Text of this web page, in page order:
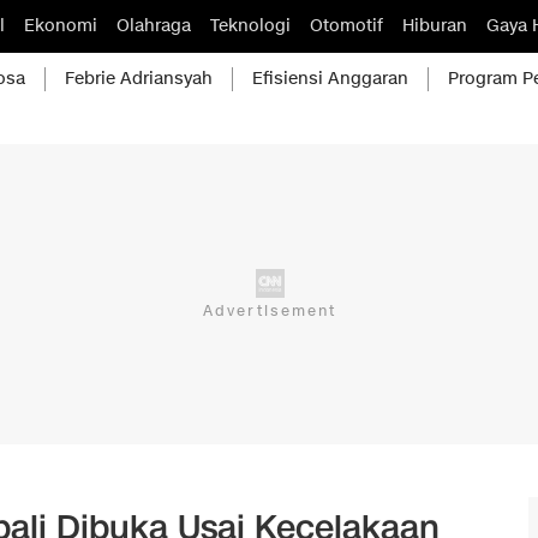
Ekonomi Olahraga Teknologi Otomotif Hiburan Gaya
Febrie Adriansyah Efisiensi Anggaran Program
Dibuka Usai Kecelakaan